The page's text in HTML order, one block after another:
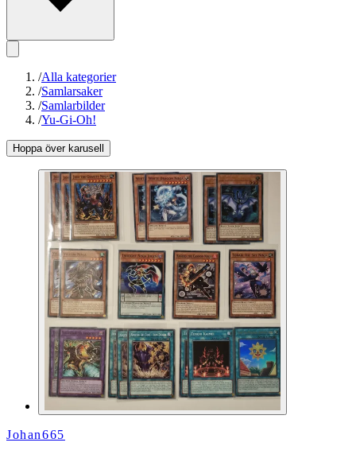
/Alla kategorier
/Samlarsaker
/Samlarbilder
/Yu-Gi-Oh!
Hoppa över karusell
Johan665